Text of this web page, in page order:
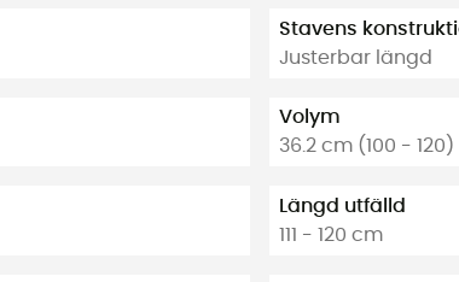
Stavens
Justerbar längd
Volym
36.2 cm (100 -
Längd utfälld
111 - 120 cm